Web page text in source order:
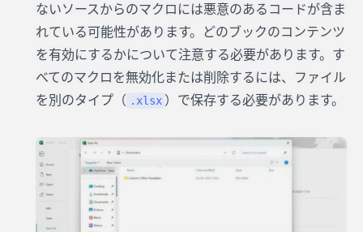
ないソースからのマクロには悪意のあるコードが含ま
れている可能性があります。どのブックのコンテンツ
を有効にするかについて注意する必要があります。す
べてのマクロを無効化または削除するには、ファイル
を別のタイプ（ .xlsx ）で保存する必要があります。